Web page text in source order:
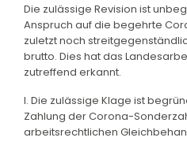
Die zulässige Revision ist
Anspruch auf die begehrte
zuletzt noch
brutto. Dies hat das
zutreffend erkannt.
I. Die zulässige Klage ist
Zahlung der Corona-
arbeitsrechtlichen